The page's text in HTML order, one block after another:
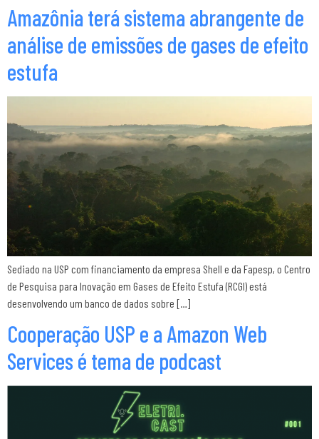
Amazônia terá sistema abrangente de
análise de emissões de gases de efeito
estufa
Sediado na USP com financiamento da empresa Shell e da Fapesp, o Centro
de Pesquisa para Inovação em Gases de Efeito Estufa (RCGI) está
desenvolvendo um banco de dados sobre […]
Cooperação USP e a Amazon Web
Services é tema de podcast